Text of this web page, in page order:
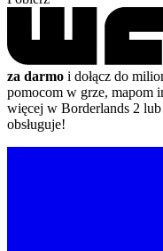
za darmo i dołącz do
pomocom w grze, mapom
więcej w Borderlands 2
obsługuje!